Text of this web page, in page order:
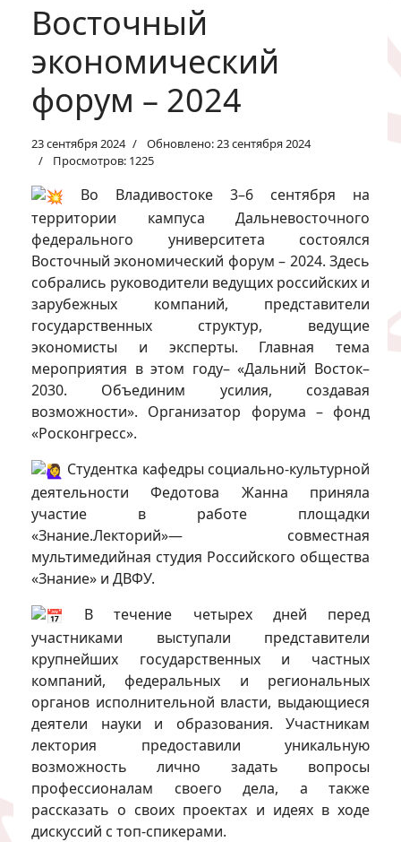
Восточный
экономический
форум – 2024
23 сентября 2024
Обновлено: 23 сентября 2024
Просмотров: 1225
Во Владивостоке 3–6 сентября на
территории кампуса Дальневосточного
федерального университета состоялся
Восточный экономический форум – 2024. Здесь
собрались руководители ведущих российских и
зарубежных компаний, представители
государственных структур, ведущие
экономисты и эксперты. Главная тема
мероприятия в этом году– «Дальний Восток–
2030. Объединим усилия, создавая
возможности». Организатор форума – фонд
«Росконгресс».
Студентка кафедры социально-культурной
деятельности Федотова Жанна приняла
участие в работе площадки
«Знание.Лекторий»— совместная
мультимедийная студия Российского общества
«Знание» и ДВФУ.
В течение четырех дней перед
участниками выступали представители
крупнейших государственных и частных
компаний, федеральных и региональных
органов исполнительной власти, выдающиеся
деятели науки и образования. Участникам
лектория предоставили уникальную
возможность лично задать вопросы
профессионалам своего дела, а также
рассказать о своих проектах и идеях в ходе
дискуссий с топ-спикерами.